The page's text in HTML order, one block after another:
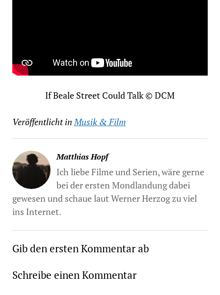
If Beale Street Could Talk © DCM
Veröffentlicht in Musik & Film
Matthias Hopf
Ich liebe Filme und Serien, wäre gerne
bei der ersten Mondlandung dabei
gewesen und schaue laut Werner Herzog zu viel
ins Internet.
Gib den ersten Kommentar ab
Schreibe einen Kommentar